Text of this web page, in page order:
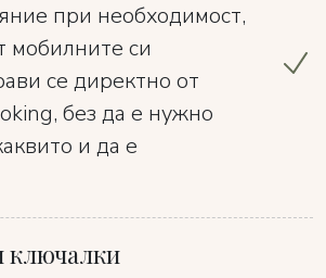
при необходимост,
мобилните си
се директно от
без да е нужно
и да е
ключалки